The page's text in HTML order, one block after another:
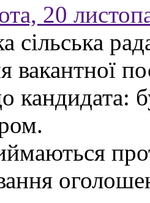
20
сільська
вакантної
кандидата: